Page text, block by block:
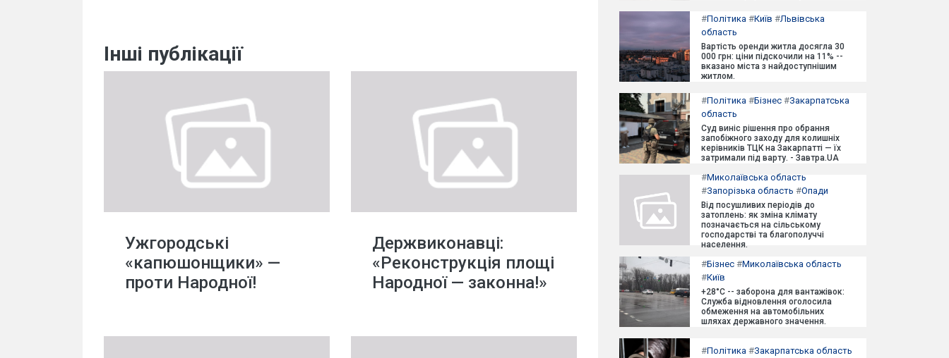
Інші публікації
Ужгородські
«капюшонщики» —
проти Народної!
Держвиконавці:
«Реконструкція площі
Народної — законна!»
#Політика #Київ #Львівська
область
Вартість оренди житла досягла 30
000 грн: ціни підскочили на 11% --
вказано міста з найдоступнішим
житлом.
#Політика #Бізнес #Закарпатська
область
Суд виніс рішення про обрання
запобіжного заходу для колишніх
керівників ТЦК на Закарпатті — їх
затримали під варту. - Завтра.UA
#Миколаївська область
#Запорізька область #Опади
Від посушливих періодів до
затоплень: як зміна клімату
позначається на сільському
господарстві та благополуччі
населення.
#Бізнес #Миколаївська область
#Київ
+28°C -- заборона для вантажівок:
Служба відновлення оголосила
обмеження на автомобільних
шляхах державного значення.
#Політика #Закарпатська область